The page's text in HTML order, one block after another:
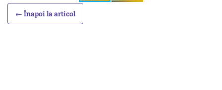
← Înapoi la articol